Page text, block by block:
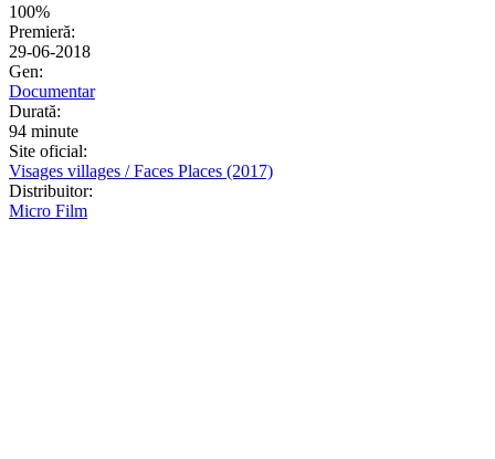
100%
Premieră:
29-06-2018
Gen:
Documentar
Durată:
94 minute
Site oficial:
Visages villages / Faces Places (2017)
Distribuitor:
Micro Film